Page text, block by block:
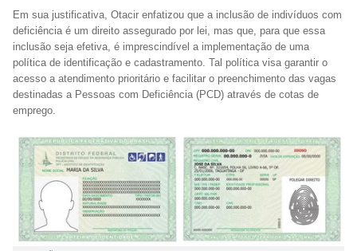
Em sua justificativa, Otacir enfatizou que a inclusão de indivíduos com
deficiência é um direito assegurado por lei, mas que, para que essa
inclusão seja efetiva, é imprescindível a implementação de uma
política de identificação e cadastramento. Tal política visa garantir o
acesso a atendimento prioritário e facilitar o preenchimento das vagas
destinadas a Pessoas com Deficiência (PCD) através de cotas de
emprego.